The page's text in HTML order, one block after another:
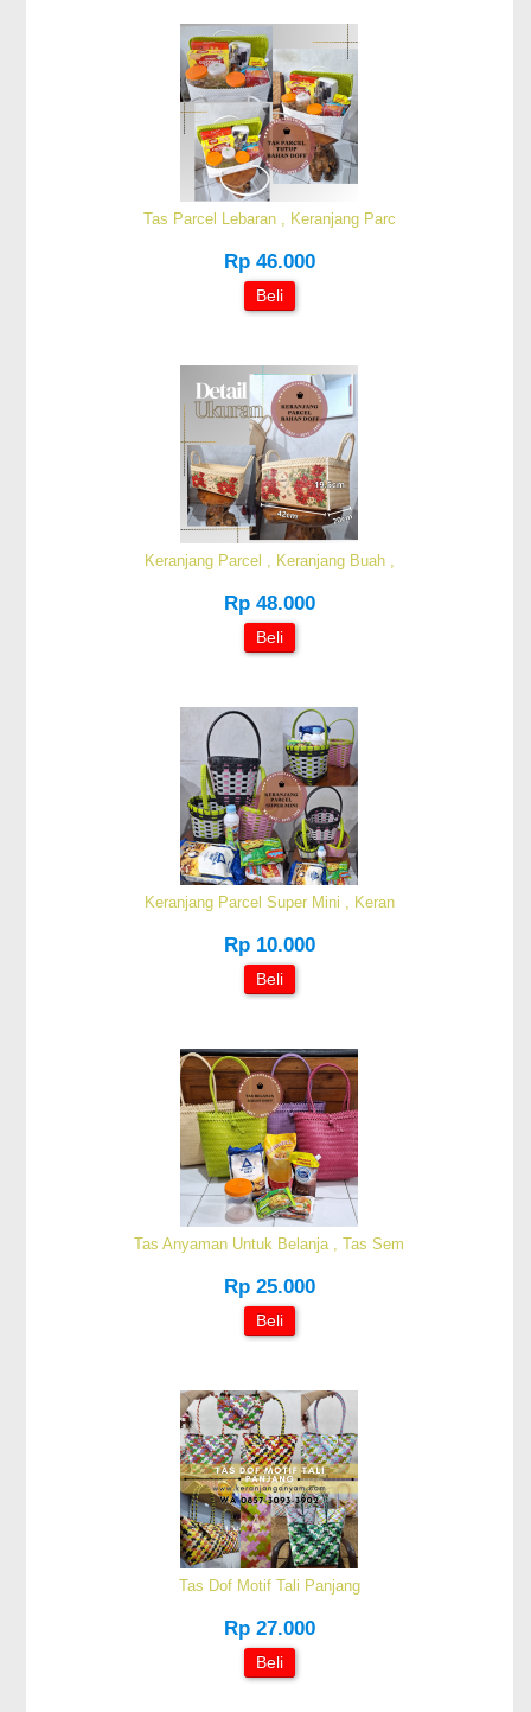
Tas Parcel Lebaran , Keranjang Parc
Rp 46.000
Beli
Keranjang Parcel , Keranjang Buah ,
Rp 48.000
Beli
Keranjang Parcel Super Mini , Keran
Rp 10.000
Beli
Tas Anyaman Untuk Belanja , Tas Sem
Rp 25.000
Beli
Tas Dof Motif Tali Panjang
Rp 27.000
Beli